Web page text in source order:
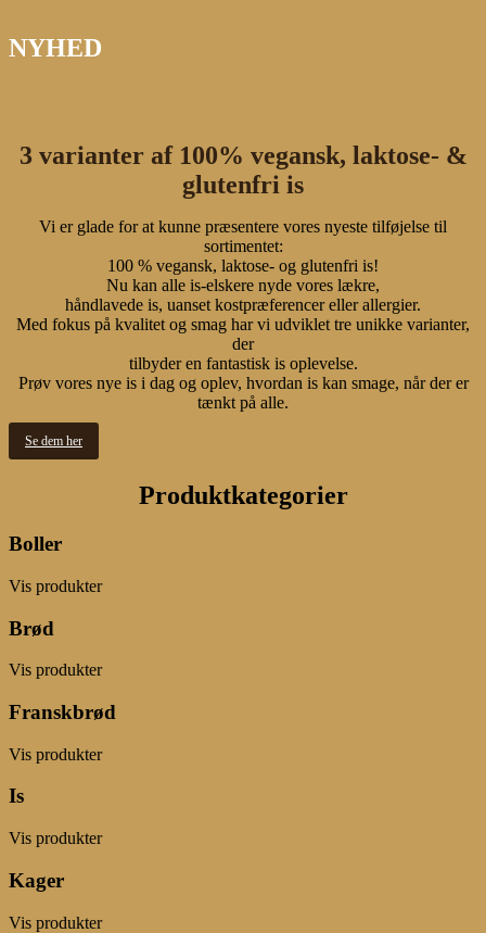
NYHED
3 varianter af 100% vegansk, laktose- &
glutenfri is
Vi er glade for at kunne præsentere vores nyeste tilføjelse til
sortimentet:
100 % vegansk, laktose- og glutenfri is!
Nu kan alle is-elskere nyde vores lækre,
håndlavede is, uanset kostpræferencer eller allergier.
Med fokus på kvalitet og smag har vi udviklet tre unikke varianter,
der
tilbyder en fantastisk is oplevelse.
Prøv vores nye is i dag og oplev, hvordan is kan smage, når der er
tænkt på alle.
Se dem her
Produktkategorier
Boller
Vis produkter
Brød
Vis produkter
Franskbrød
Vis produkter
Is
Vis produkter
Kager
Vis produkter